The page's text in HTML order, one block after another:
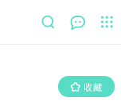
收藏
收藏